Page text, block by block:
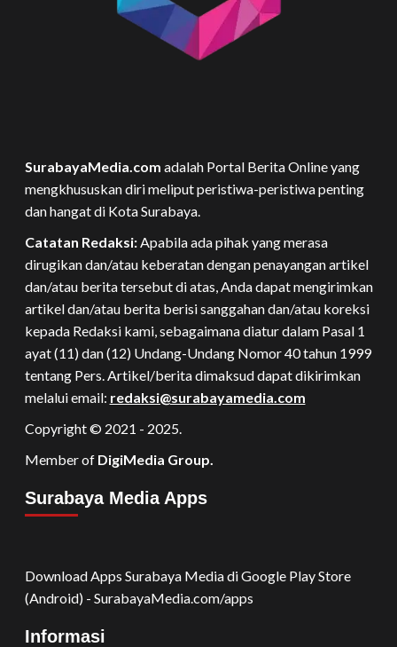
SurabayaMedia.com adalah Portal Berita Online yang
mengkhususkan diri meliput peristiwa-peristiwa penting
dan hangat di Kota Surabaya.
Catatan Redaksi:Apabila ada pihak yang merasa
dirugikan dan/atau keberatan dengan penayangan artikel
dan/atau berita tersebut di atas, Anda dapat mengirimkan
artikel dan/atau berita berisi sanggahan dan/atau koreksi
kepada Redaksi kami, sebagaimana diatur dalam Pasal 1
ayat (11) dan (12) Undang-Undang Nomor 40 tahun 1999
tentang Pers. Artikel/berita dimaksud dapat dikirimkan
melalui email: redaksi@surabayamedia.com
Copyright © 2021 - 2025.
Member of DigiMedia Group.
Surabaya Media Apps
Download Apps Surabaya Media di Google Play Store
(Android) - SurabayaMedia.com/apps
Informasi